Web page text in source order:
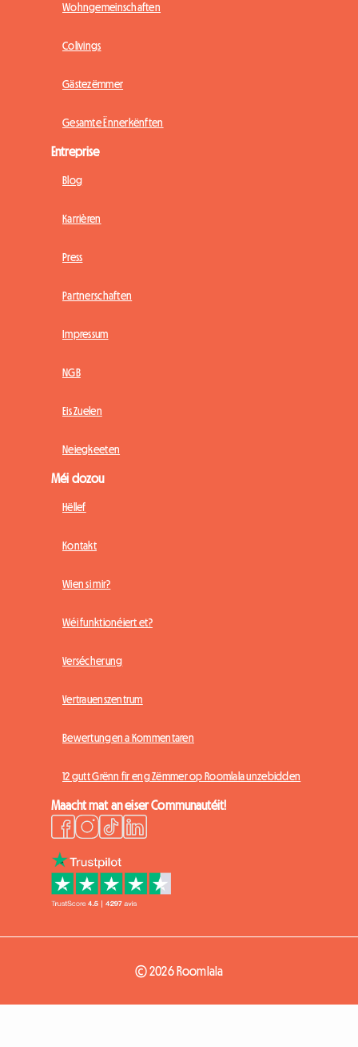
Wohngemeinschaften
Colivings
Gästezëmmer
Gesamte Ënnerkënften
Entreprise
Blog
Karrièren
Press
Partnerschaften
Impressum
NGB
Eis Zuelen
Neiegkeeten
Méi dozou
Hëllef
Kontakt
Wien si mir?
Wéi funktionéiert et?
Versécherung
Vertrauenszentrum
Bewertungen a Kommentaren
12 gutt Grënn fir eng Zëmmer op Roomlala unzebidden
Maacht mat an eiser Communautéit!
© 2026 Roomlala